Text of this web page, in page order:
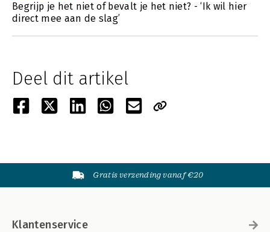
Begrijp je het niet of bevalt je het niet? - ‘Ik wil hier
direct mee aan de slag’
Deel dit artikel
Gratis verzending vanaf €20
Klantenservice